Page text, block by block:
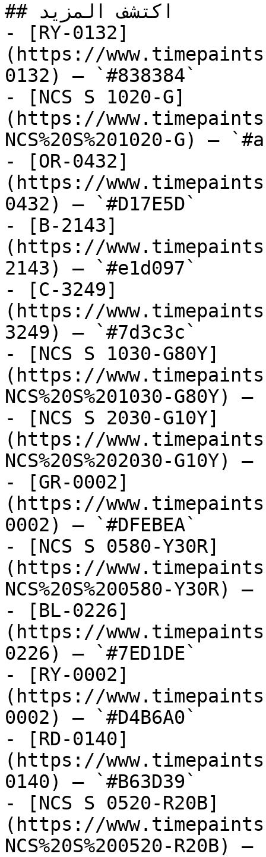
## اكتشف المزيد
- [RY-0132]
(https://
0132) — `#838384`
- [NCS S 1020-G]
(https://
NCS%20S%201020-G) —
- [OR-0432]
(https://
0432) — `#D17E5D`
- [B-2143]
(https://
2143) — `#e1d097`
- [C-3249]
(https://
3249) — `#7d3c3c`
- [NCS S 1030-G80Y]
(https://
NCS%20S%201030-G80Y)
- [NCS S 2030-G10Y]
(https://
NCS%20S%202030-G10Y)
- [GR-0002]
(https://
0002) — `#DFEBEA`
- [NCS S 0580-Y30R]
(https://
NCS%20S%200580-Y30R)
- [BL-0226]
(https://
0226) — `#7ED1DE`
- [RY-0002]
(https://
0002) — `#D4B6A0`
- [RD-0140]
(https://
0140) — `#B63D39`
- [NCS S 0520-R20B]
(https://
NCS%20S%200520-R20B)